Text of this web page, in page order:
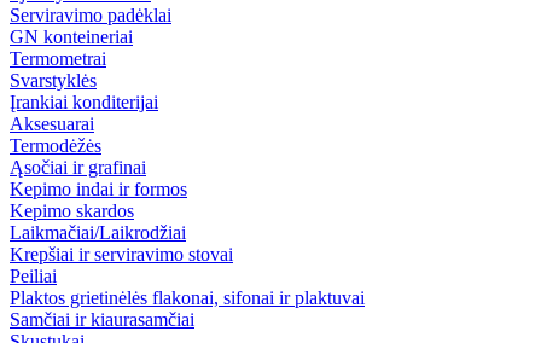
Serviravimo padėklai
GN konteineriai
Termometrai
Svarstyklės
Įrankiai konditerijai
Aksesuarai
Termodėžės
Ąsočiai ir grafinai
Kepimo indai ir formos
Kepimo skardos
Laikmačiai/Laikrodžiai
Krepšiai ir serviravimo stovai
Peiliai
Plaktos grietinėlės flakonai, sifonai ir plaktuvai
Samčiai ir kiaurasamčiai